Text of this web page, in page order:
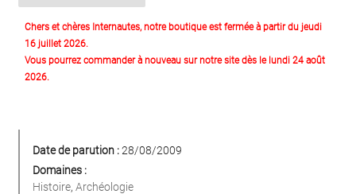
Chers et chères Internautes, notre boutique est fermée à partir du jeudi
16 juillet 2026.
Vous pourrez commander à nouveau sur notre site dès le lundi 24 août
2026.
Date de parution :28/08/2009
Domaines :
Histoire, Archéologie